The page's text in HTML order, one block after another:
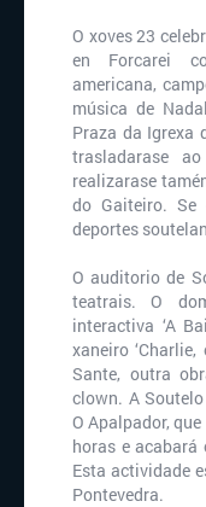
O xoves 23
en Forcarei
americana,
música de
Praza da Igrexa
trasladarase
realizarase
do Gaiteiro.
deportes
O auditorio de
teatrais. O
interactiva ‘A
xaneiro
Sante, outra
clown. A
O Apalpador,
horas e acabará
Esta actividade
Pontevedra.